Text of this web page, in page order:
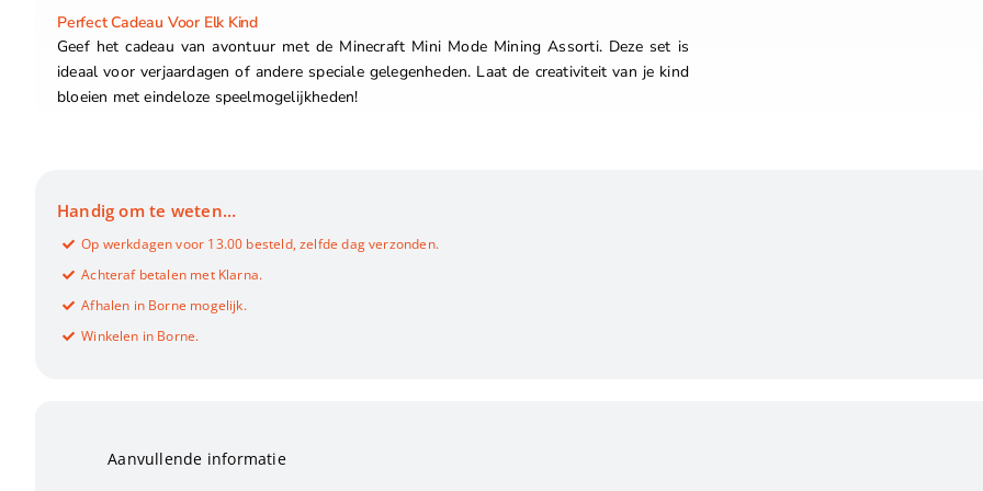
Perfect Cadeau Voor Elk Kind
Geef het cadeau van avontuur met de Minecraft Mini Mode Mining Assorti. Deze set is
ideaal voor verjaardagen of andere speciale gelegenheden. Laat de creativiteit van je kind
bloeien met eindeloze speelmogelijkheden!
Handig om te weten…
Op werkdagen voor 13.00 besteld, zelfde dag verzonden.
Achteraf betalen met Klarna.
Afhalen in Borne mogelijk.
Winkelen in Borne.
Aanvullende informatie